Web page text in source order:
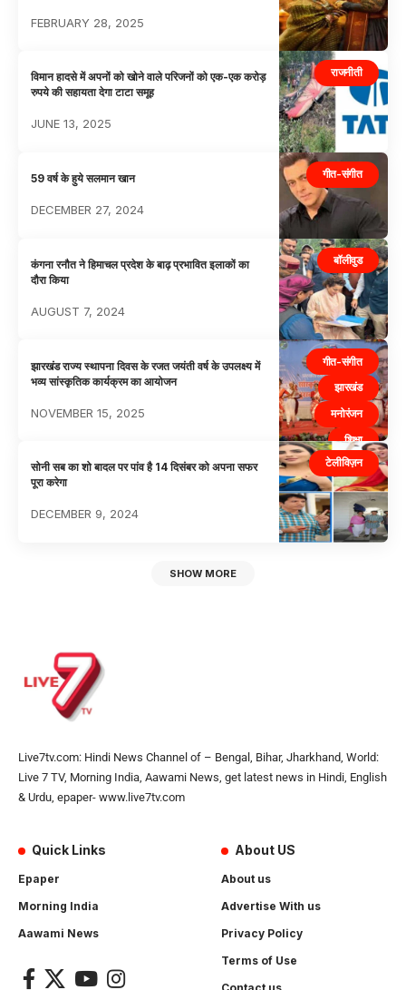
FEBRUARY 28, 2025
राजनीती
विमान हादसे में अपनों को खोने वाले परिजनों को एक-एक करोड़
रुपये की सहायता देगा टाटा समूह
JUNE 13, 2025
गीत-संगीत
59 वर्ष के हुये सलमान खान
DECEMBER 27, 2024
बॉलीवुड
कंगना रनौत ने हिमाचल प्रदेश के बाढ़ प्रभावित इलाकों का
दौरा किया
AUGUST 7, 2024
गीत-संगीत
झारखंड
मनोरंजन
शिक्षा
सोशल
झारखंड राज्य स्थापना दिवस के रजत जयंती वर्ष के उपलक्ष्य में
भव्य सांस्कृतिक कार्यक्रम का आयोजन
NOVEMBER 15, 2025
टेलीविज़न
सोनी सब का शो बादल पर पांव है 14 दिसंबर को अपना सफर
पूरा करेगा
DECEMBER 9, 2024
SHOW MORE
Live7tv.com: Hindi News Channel of – Bengal, Bihar, Jharkhand, World:
Live 7 TV, Morning India, Aawami News, get latest news in Hindi, English
& Urdu, epaper- www.live7tv.com
Quick Links
Epaper
Morning India
Aawami News
About US
About us
Advertise With us
Privacy Policy
Terms of Use